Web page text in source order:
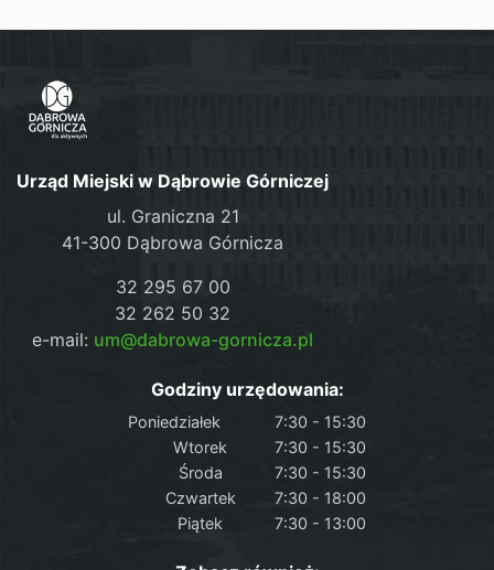
Urząd Miejski w Dąbrowie Górniczej
ul. Graniczna 21
41-300 Dąbrowa Górnicza
32 295 67 00
32 262 50 32
e-mail: um@dabrowa-gornicza.pl
Godziny urzędowania:
Poniedziałek
7:30 - 15:30
Wtorek
7:30 - 15:30
Środa
7:30 - 15:30
Czwartek
7:30 - 18:00
Piątek
7:30 - 13:00